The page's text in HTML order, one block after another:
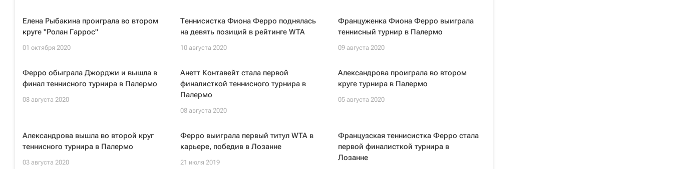
Елена Рыбакина проиграла во втором
круге "Ролан Гаррос"
01 октября 2020
Теннисистка Фиона Ферро поднялась
на девять позиций в рейтинге WTA
10 августа 2020
Француженка Фиона Ферро выиграла
теннисный турнир в Палермо
09 августа 2020
Ферро обыграла Джорджи и вышла в
финал теннисного турнира в Палермо
08 августа 2020
Анетт Контавейт стала первой
финалисткой теннисного турнира в
Палермо
08 августа 2020
Александрова проиграла во втором
круге турнира в Палермо
05 августа 2020
Александрова вышла во второй круг
теннисного турнира в Палермо
03 августа 2020
Ферро выиграла первый титул WTA в
карьере, победив в Лозанне
21 июля 2019
Французская теннисистка Ферро стала
первой финалисткой турнира в
Лозанне